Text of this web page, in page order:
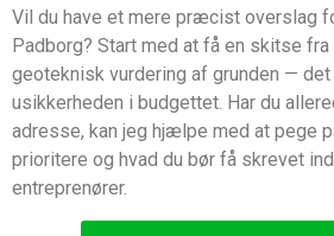
Vil du have et mere præcist overslag
Padborg? Start med at få en skitse
geoteknisk vurdering af grunden —
usikkerheden i budgettet. Har du
adresse, kan jeg hjælpe med at pege
prioritere og hvad du bør få skrevet
entreprenører.